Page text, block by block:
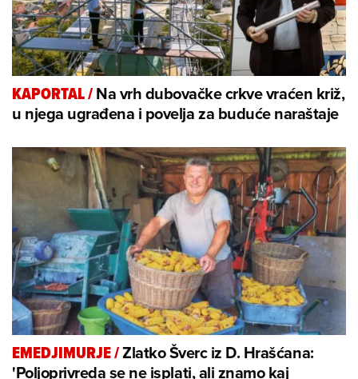
KAPORTAL/Na vrh dubovačke crkve vraćen križ,
u njega ugrađena i povelja za buduće naraštaje
EMEDJIMURJE/Zlatko Šverc iz D. Hrašćana:
'Poljoprivreda se ne isplati, ali znamo kaj